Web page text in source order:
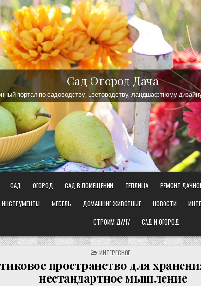
Сад Огород Дача
портал по садоводству, цветоводству, ландшафтному
САД ОГОРОД САД В ПОМЕЩЕНИИ ТЕПЛИЦА РЕМОНТ
ИНСТРУМЕНТЫ
МЕБЕЛЬ ДОМАШНИЕ ЖИВОТНЫЕ НОВОСТИ
СТРОИМ ДАЧУ
САД И ОГОРОД
POSTED
IN
ИНТЕРЕСНОЕ
пространство для
нестандартное мышление